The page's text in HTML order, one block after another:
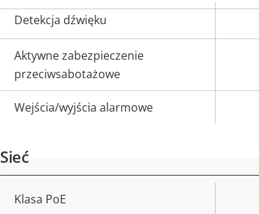
Opis
nieruchomości
nieruchomości
Detekcja dźwięku
Aktywne zabezpieczenie
przeciwsabotażowe
Wejścia/wyjścia alarmowe
Sieć
Opis
Klasa PoE